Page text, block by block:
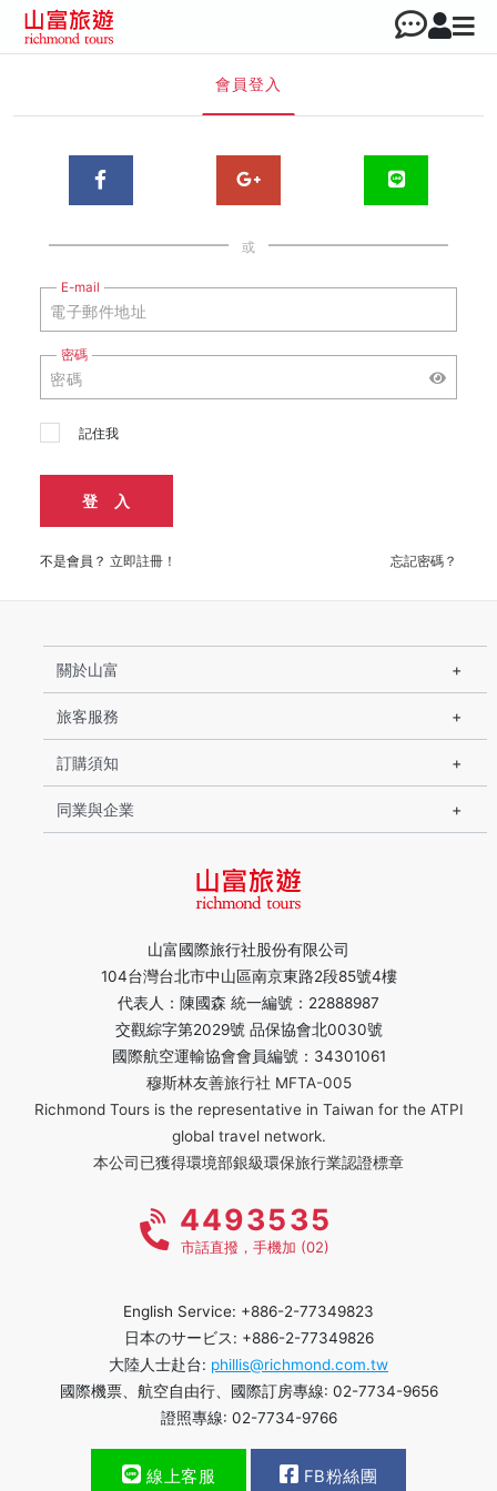
會員登入
或
E-mail
密碼
記住我
登 入
不是會員？ 立即註冊！ 忘記密碼？
山富國際旅行社股份有限公司
104台灣台北市中山區南京東路2段85號4樓
代表人：陳國森 統一編號：22888987
交觀綜字第2029號 品保協會北0030號
國際航空運輸協會會員編號：34301061
穆斯林友善旅行社 MFTA-005
Richmond Tours is the representative in Taiwan for the ATPI
global travel network.
本公司已獲得環境部銀級環保旅行業認證標章
關於山富
旅客服務
訂購須知
同業與企業
4493535
市話直撥，手機加 (02)
English Service: +886-2-77349823
日本のサービス: +886-2-77349826
大陸人士赴台: phillis@richmond.com.tw
國際機票、航空自由行、國際訂房專線: 02-7734-9656
證照專線: 02-7734-9766
線上客服 FB粉絲團